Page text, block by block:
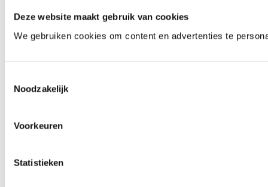
Deze website maakt gebruik van cookies
We gebruiken cookies om content en advertenties te
Noodzakelijk
Voorkeuren
Statistieken